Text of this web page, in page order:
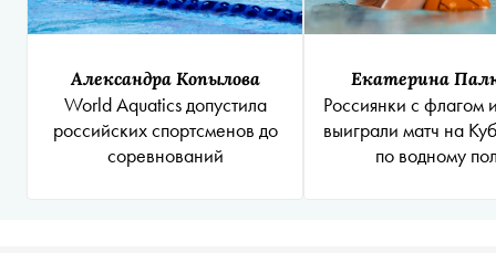
Александра Копылова
World Aquatics допустила
российских спортсменов до
соревнований
Екатерина
Россиянки с флагом
выиграли матч на
по водному